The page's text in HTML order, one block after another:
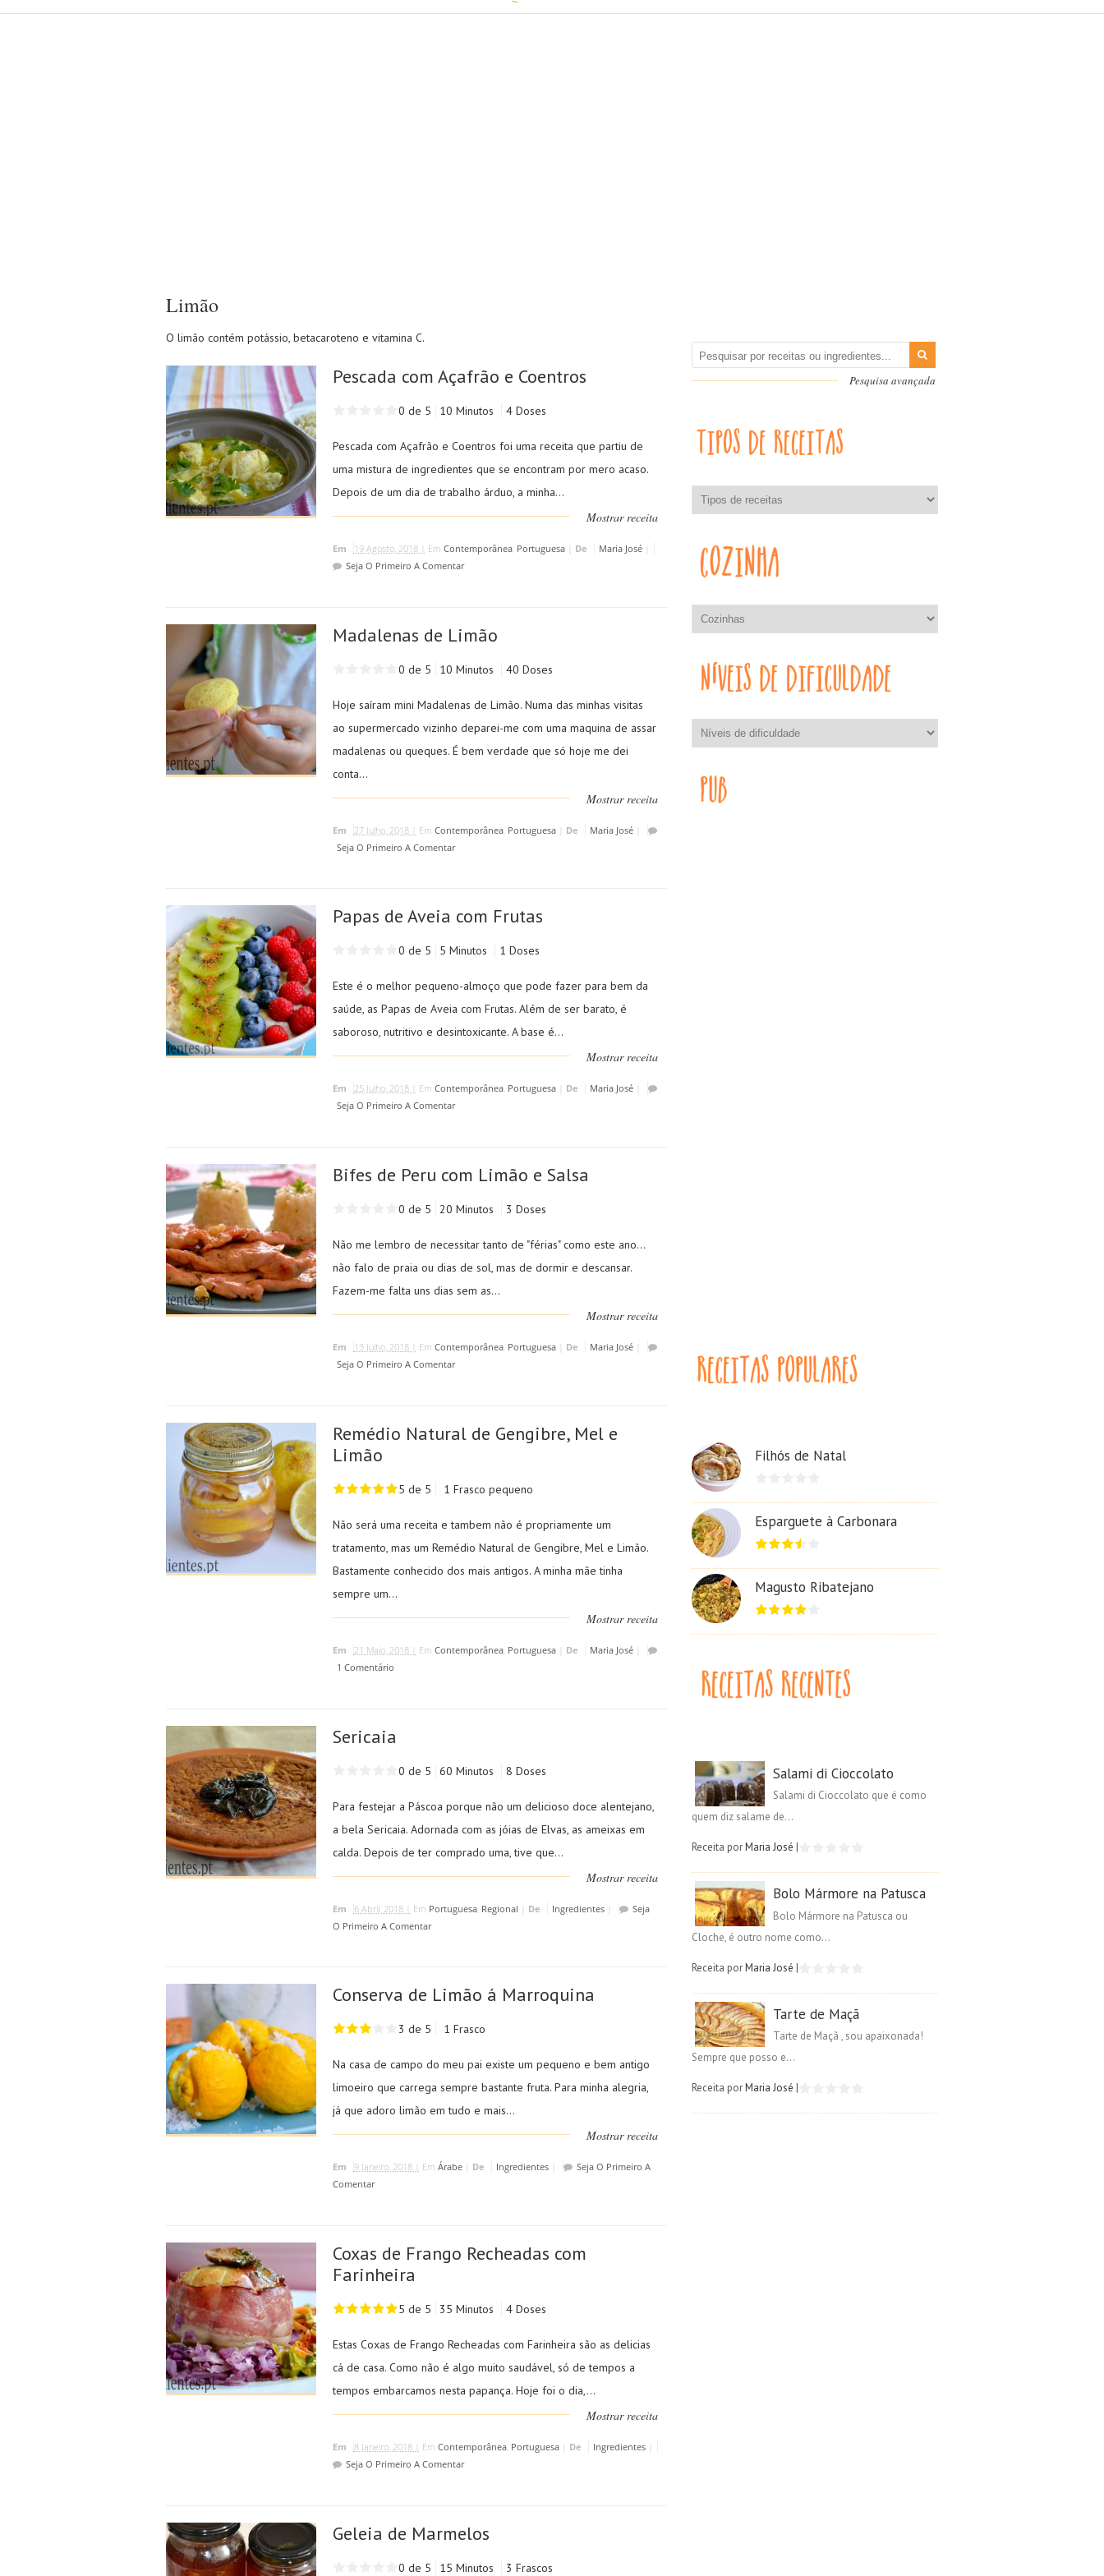
Limão
O limão contém potássio, betacaroteno e vitamina C.
Pescada com Açafrão e Coentros
0 de 5 10 Minutos 4 Doses
Pescada com Açafrão e Coentros foi uma receita que partiu de
uma mistura de ingredientes que se encontram por mero acaso.
Depois de um dia de trabalho árduo, a minha...
Mostrar receita
Em 19 Agosto, 2018 | Em Contemporânea, Portuguesa| De Maria José|
Seja O Primeiro A Comentar
Madalenas de Limão
0 de 5 10 Minutos 40 Doses
Hoje saíram mini Madalenas de Limão. Numa das minhas visitas
ao supermercado vizinho deparei-me com uma maquina de assar
madalenas ou queques. É bem verdade que só hoje me dei
conta...
Mostrar receita
Em 27 Julho, 2018 | Em Contemporânea, Portuguesa| De Maria José|
Seja O Primeiro A Comentar
Papas de Aveia com Frutas
0 de 5 5 Minutos 1 Doses
Este é o melhor pequeno-almoço que pode fazer para bem da
saúde, as Papas de Aveia com Frutas. Além de ser barato, é
saboroso, nutritivo e desintoxicante. A base é...
Mostrar receita
Em 25 Julho, 2018 | Em Contemporânea, Portuguesa| De Maria José|
Seja O Primeiro A Comentar
Bifes de Peru com Limão e Salsa
0 de 5 20 Minutos 3 Doses
Não me lembro de necessitar tanto de "férias" como este ano...
não falo de praia ou dias de sol, mas de dormir e descansar.
Fazem-me falta uns dias sem as...
Mostrar receita
Em 13 Julho, 2018 | Em Contemporânea, Portuguesa| De Maria José|
Seja O Primeiro A Comentar
Remédio Natural de Gengibre, Mel e
Limão
5 de 5 1 Frasco pequeno
Não será uma receita e tambem não é propriamente um
tratamento, mas um Remédio Natural de Gengibre, Mel e Limão.
Bastamente conhecido dos mais antigos. A minha mãe tinha
sempre um...
Mostrar receita
Em 21 Maio, 2018 | Em Contemporânea, Portuguesa| De Maria José|
1 Comentário
Sericaia
0 de 5 60 Minutos 8 Doses
Para festejar a Páscoa porque não um delicioso doce alentejano,
a bela Sericaia. Adornada com as jóias de Elvas, as ameixas em
calda. Depois de ter comprado uma, tive que...
Mostrar receita
Em 6 Abril, 2018 | Em Portuguesa, Regional De Ingredientes|
Seja
O Primeiro A Comentar
Conserva de Limão á Marroquina
3 de 5 1 Frasco
Na casa de campo do meu pai existe um pequeno e bem antigo
limoeiro que carrega sempre bastante fruta. Para minha alegria,
já que adoro limão em tudo e mais...
Mostrar receita
Em 9 Janeiro, 2018 | Em Árabe| De Ingredientes|
Seja O Primeiro A
Comentar
Coxas de Frango Recheadas com
Farinheira
5 de 5 35 Minutos 4 Doses
Estas Coxas de Frango Recheadas com Farinheira são as delicias
cá de casa. Como não é algo muito saudável, só de tempos a
tempos embarcamos nesta papança. Hoje foi o dia,...
Mostrar receita
Em 8 Janeiro, 2018 | Em Contemporânea, Portuguesa| De Ingredientes|
Seja O Primeiro A Comentar
Geleia de Marmelos
0 de 5 15 Minutos 3 Frascos
Pesquisa avançada
Filhós de Natal
Esparguete à Carbonara
Magusto Ribatejano
Salami di Cioccolato
Salami di Cioccolato que é como
quem diz salame de...
Receita porMaria José |
Bolo Mármore na Patusca
Bolo Mármore na Patusca ou
Cloche, é outro nome como...
Receita porMaria José |
Tarte de Maçã
Tarte de Maçã , sou apaixonada!
Sempre que posso e...
Receita porMaria José |